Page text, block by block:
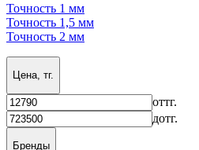
Точность 1 мм
Точность 1,5 мм
Точность 2 мм
Цена, тг.
оттг.
дотг.
Бренды